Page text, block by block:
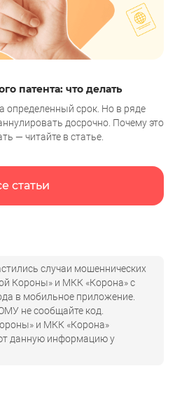
патента: что делать
определенный срок. Но в ряде
досрочно. Почему это
— читайте в статье.
статьи
случаи мошеннических
Короны» и МКК «Корона» с
в мобильное приложение.
не сообщайте код.
и МКК «Корона»
данную информацию у